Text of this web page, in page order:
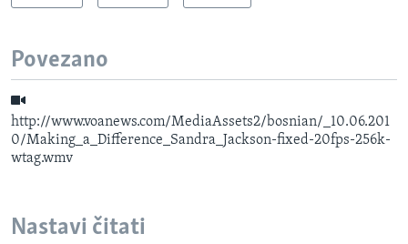
Povezano
http://www.voanews.com/MediaAssets2/bosnian/_10.06.201
0/Making_a_Difference_Sandra_Jackson-fixed-20fps-256k-
wtag.wmv
Nastavi čitati